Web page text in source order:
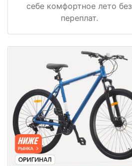
себе комфортное лето без
переплат.